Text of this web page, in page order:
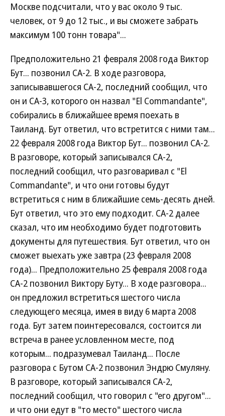
Москве подсчитали, что у вас около 9 тыс.
человек, от 9 до 12 тыс., и вы сможете забрать
максимум 100 тонн товара"...
Предположительно 21 февраля 2008 года Виктор
Бут... позвонил СА-2. В ходе разговора,
записывавшегося СА-2, последний сообщил, что
он и СА-3, которого он назвал "El Commandante",
собирались в ближайшее время поехать в
Таиланд. Бут ответил, что встретится с ними там...
22 февраля 2008 года Виктор Бут... позвонил СА-2.
В разговоре, который записывался СА-2,
последний сообщил, что разговаривал с "El
Commandante", и что они готовы будут
встретиться с ним в ближайшие семь-десять дней.
Бут ответил, что это ему подходит. СА-2 далее
сказал, что им необходимо будет подготовить
документы для путешествия. Бут ответил, что он
сможет выехать уже завтра (23 февраля 2008
года)... Предположительно 25 февраля 2008 года
СА-2 позвонил Виктору Буту... В ходе разговора...
он предложил встретиться шестого числа
следующего месяца, имея в виду 6 марта 2008
года. Бут затем поинтересовался, состоится ли
встреча в ранее условленном месте, под
которым... подразумевал Таиланд... После
разговора с Бутом СА-2 позвонил Эндрю Смуляну.
В разговоре, который записывался СА-2,
последний сообщил, что говорил с "его другом"...
и что они едут в "то место" шестого числа